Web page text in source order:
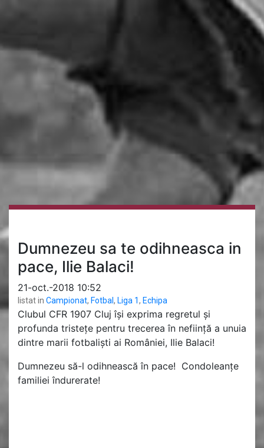
Dumnezeu sa te odihneasca in
pace, Ilie Balaci!
21-oct.-2018 10:52
listat in Campionat, Fotbal , Liga 1, Echipa
Clubul CFR 1907 Cluj își exprima regretul și
profunda tristețe pentru trecerea în neființă a unuia
dintre marii fotbaliști ai României, Ilie Balaci!
Dumnezeu să-l odihnească în pace! Condoleanțe
familiei îndurerate!